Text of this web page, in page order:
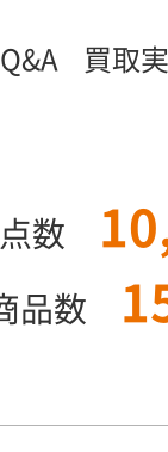
Q&A 買取
点数
品数